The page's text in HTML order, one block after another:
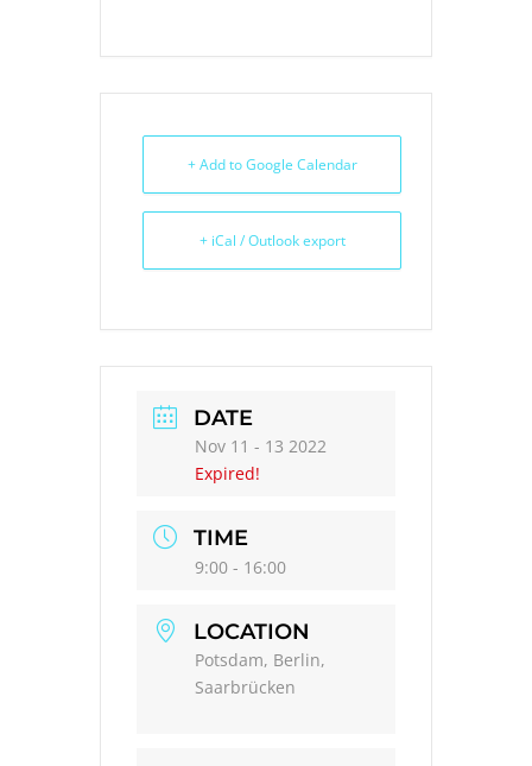
+ Add to Google Calendar
+ iCal / Outlook export
DATE
Nov 11 - 13 2022
Expired!
TIME
9:00 - 16:00
LOCATION
Potsdam, Berlin,
Saarbrücken